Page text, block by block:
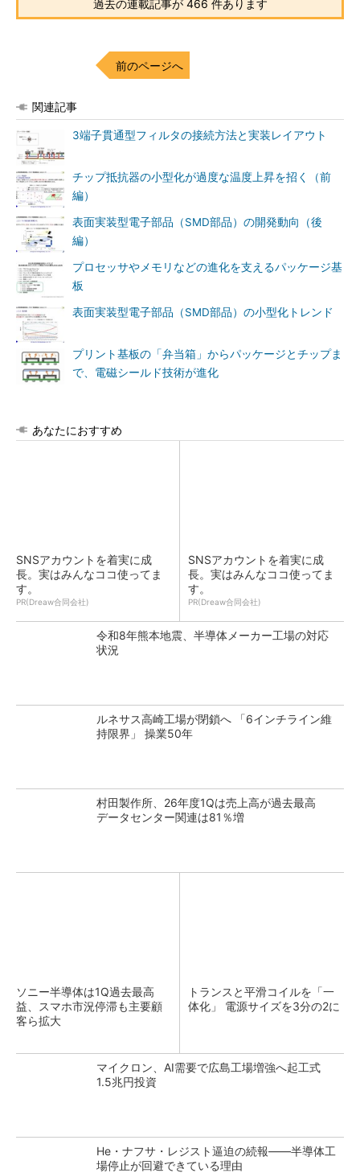
過去の連載記事が 466 件あります
前のページへ
関連記事
3端子貫通型フィルタの接続方法と実装レイアウト
チップ抵抗器の小型化が過度な温度上昇を招く（前
編）
表面実装型電子部品（SMD部品）の開発動向（後
編）
プロセッサやメモリなどの進化を支えるパッケージ基
板
表面実装型電子部品（SMD部品）の小型化トレンド
プリント基板の「弁当箱」からパッケージとチップま
で、電磁シールド技術が進化
あなたにおすすめ
SNSアカウントを着実に成
長。実はみんなココ使ってま
す。
PR(Dreaw合同会社)
SNSアカウントを着実に成
長。実はみんなココ使ってま
す。
PR(Dreaw合同会社)
令和8年熊本地震、半導体メーカー工場の対応
状況
ルネサス高崎工場が閉鎖へ 「6インチライン維
持限界」 操業50年
村田製作所、26年度1Qは売上高が過去最高
データセンター関連は81％増
ソニー半導体は1Q過去最高
益、スマホ市況停滞も主要顧
客ら拡大
トランスと平滑コイルを「一
体化」 電源サイズを3分の2に
マイクロン、AI需要で広島工場増強へ起工式
1.5兆円投資
He・ナフサ・レジスト逼迫の続報――半導体工
場停止が回避できている理由